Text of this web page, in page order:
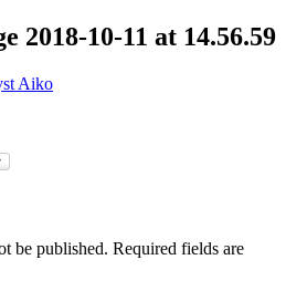
2018-10-11 at 14.56.59
Aiko
be published. Required fields are